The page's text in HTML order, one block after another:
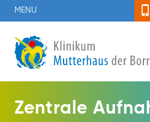
MENU
Zentrale